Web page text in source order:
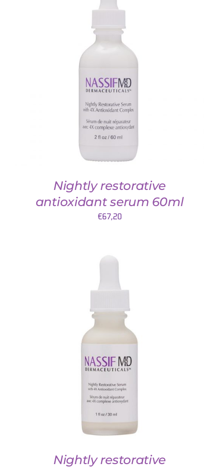
TOEVOEGEN AAN WINKELWAGEN
Nightly restorative
antioxidant serum 60ml
€67,20
TOEVOEGEN AAN WINKELWAGEN
Nightly restorative